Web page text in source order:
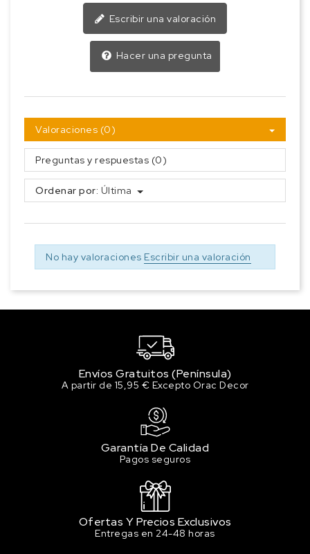
Escribir una valoración
Hacer una pregunta
Valoraciones (0)
Preguntas y respuestas (0)
Ordenar por: Última
No hay valoraciones Escribir una valoración
Envíos Gratuitos (Península)
A partir de 15,95 € Excepto Orac Decor
Garantía De Calidad
Pagos seguros
Ofertas Y Precios Exclusivos
Entregas en 24-48 horas